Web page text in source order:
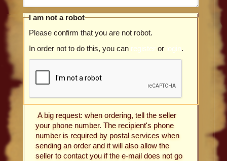
I am not a robot
Please confirm that you are not robot.
In order not to do this, you can register or login.
A big request: when ordering, tell the seller
your phone number. The recipient's phone
number is required by postal services when
sending an order and it will also allow the
seller to contact you if the e-mail does not go